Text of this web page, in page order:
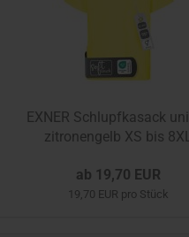
EXNER Schlupfkasack
zitronengelb XS bis
ab 19,70 EUR
19,70 EUR pro Stück